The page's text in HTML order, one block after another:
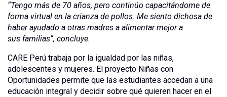
“Tengo más de 70 años, pero continúo capacitándome de
forma virtual en la crianza de pollos. Me siento dichosa de
haber ayudado a otras madres a alimentar mejor a
sus familias“, concluye.
CARE Perú trabaja por la igualdad por las niñas,
adolescentes y mujeres. El proyecto Niñas con
Oportunidades permite que las estudiantes accedan a una
educación integral y decidir sobre qué quieren hacer en el